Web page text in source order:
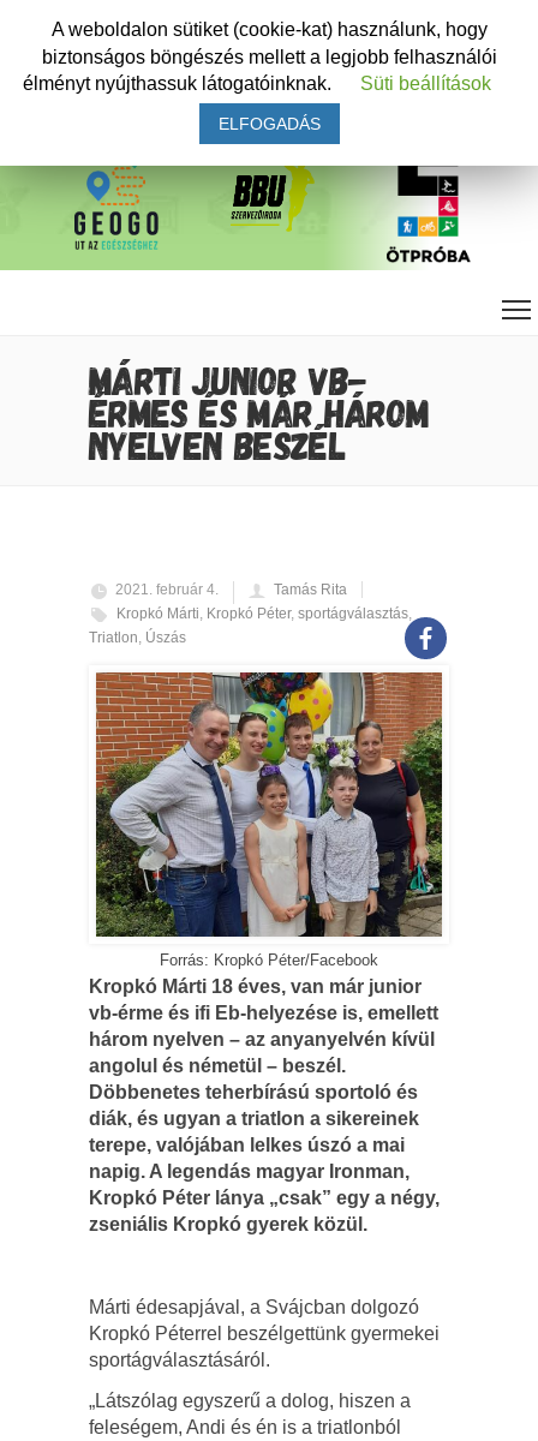
MÁRTI JUNIOR VB-
ÉRMES ÉS MÁR HÁROM
NYELVEN BESZÉL
2021. február 4.
Tamás Rita
Kropkó Márti, Kropkó Péter, sportágválasztás,
Triatlon, Úszás
Forrás: Kropkó Péter/Facebook
Kropkó Márti 18 éves, van már junior
vb-érme és ifi Eb-helyezése is, emellett
három nyelven – az anyanyelvén kívül
angolul és németül – beszél.
Döbbenetes teherbírású sportoló és
diák, és ugyan a triatlon a sikereinek
terepe, valójában lelkes úszó a mai
napig. A legendás magyar Ironman,
Kropkó Péter lánya „csak” egy a négy,
zseniális Kropkó gyerek közül.
Márti édesapjával, a Svájcban dolgozó
Kropkó Péterrel beszélgettünk gyermekei
sportágválasztásáról.
„Látszólag egyszerű a dolog, hiszen a
feleségem, Andi és én is a triatlonból
A weboldalon sütiket (cookie-kat) használunk, hogy
biztonságos böngészés mellett a legjobb felhasználói
élményt nyújthassuk látogatóinknak.
Süti beállítások
ELFOGADÁS